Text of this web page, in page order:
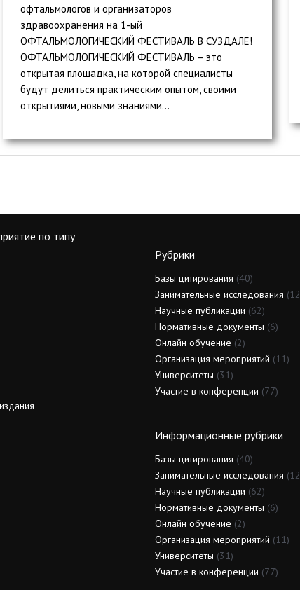
офтальмологов и организаторов
здравоохранения на 1-ый
ОФТАЛЬМОЛОГИЧЕСКИЙ ФЕСТИВАЛЬ В СУЗДАЛЕ!
ОФТАЛЬМОЛОГИЧЕСКИЙ ФЕСТИВАЛЬ – это
открытая площадка, на которой специалисты
будут делиться практическим опытом, своими
открытиями, новыми знаниями...
по типу
Рубрики
Базы цитирования (40)
Занимательные исследования
Научные публикации (62)
Нормативные документы (6)
Онлайн обучение (2)
Организация мероприятий (11)
Университеты (31)
Участие в конференции (77)
Информационные рубрики
Базы цитирования (40)
Занимательные исследования
Научные публикации (62)
Нормативные документы (6)
Онлайн обучение (2)
Организация мероприятий (11)
Университеты (31)
Участие в конференции (77)